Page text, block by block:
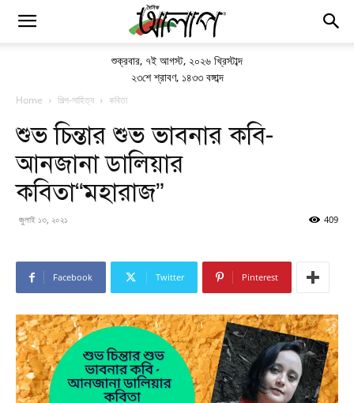
শুক্রবার, ৭ই আগস্ট, ২০২৬ খ্রিস্টাব্দ
২৩শে শ্রাবণ, ১৪৩৩ বঙ্গাব্দ
Home শিল্প-সাহিত্য কবিতা
শুভ চিন্তার শুভ ভাবনার কবি-
আনজানা ডালিয়ার
কবিতা“মহারাজ”
জুলাই ১৩, ২০২১ 409
Facebook Twitter Pinterest